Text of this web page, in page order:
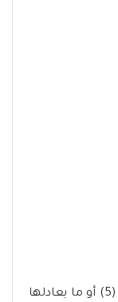
- 4- اجتياز اختبار (IELTS) بدرجة لا تقل عن (5) أو ما يعادلها